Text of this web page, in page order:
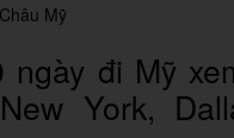
Châu Mỹ
ngày đi Mỹ
York,